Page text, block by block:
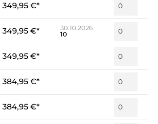
349,95 €*
349,95 €*
30.10.2026
10
349,95 €*
384,95 €*
384,95 €*